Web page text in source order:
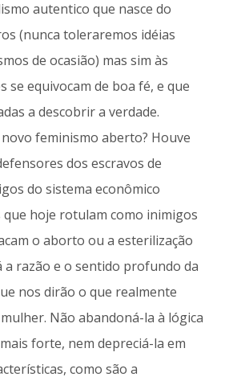
autentico que nasce do
(nunca toleraremos idéias
de ocasião) mas sim às
se equivocam de boa fé, e que
a descobrir a verdade.
feminismo aberto? Houve
dos escravos de
do sistema econômico
que hoje rotulam como inimigos
o aborto ou a esterilização
a razão e o sentido profundo da
nos dirão o que realmente
Não abandoná-la à lógica
forte, nem depreciá-la em
como são a